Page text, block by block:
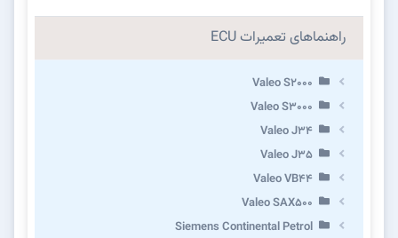
راهنماهای تعمیرات ECU
Valeo S2000
Valeo S3000
Valeo J34
Valeo J35
Valeo VB44
Valeo SAX500
Siemens Continental Petrol